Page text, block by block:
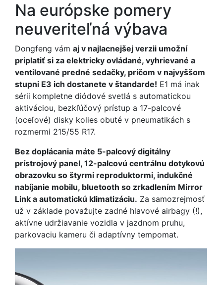
Na európske pomery
neuveriteľná výbava
Dongfeng vám aj v najlacnejšej verzii umožní
priplatiť si za elektricky ovládané, vyhrievané a
ventilované predné sedačky, pričom v najvyššom
stupni E3 ich dostanete v štandarde! E1 má inak
sérii kompletne diódové svetlá s automatickou
aktiváciou, bezkľúčový prístup a 17-palcové
(oceľové) disky kolies obuté v pneumatikách s
rozmermi 215/55 R17.
Bez doplácania máte 5-palcový digitálny
prístrojový panel, 12-palcovú centrálnu dotykovú
obrazovku so štyrmi reproduktormi, indukčné
nabíjanie mobilu, bluetooth so zrkadlením Mirror
Link a automatickú klimatizáciu. Za samozrejmosť
už v základe považujte zadné hlavové airbagy (!),
aktívne udržiavanie vozidla v jazdnom pruhu,
parkovaciu kameru či adaptívny tempomat.